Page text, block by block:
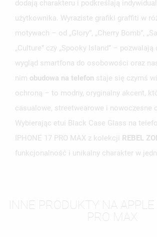
dodają charakteru i podkreślają
użytkownika. Wyraziste grafiki graffiti w
motywach – od „Glory”, „Cherry Bomb”,
„Culture” czy „Spooky Island” –
wygląd smartfona do osobowości oraz
nim obudowa na telefon staje się czymś
ochroną – to modny, oryginalny akcent,
casualowe, streetwearowe i nowoczesne
Wybierając etui Black Case Glass na
IPHONE 17 PRO MAX z kolekcji REBEL
funkcjonalność i unikalny charakter w
INNE PRODUKTY NA
PRO MAX